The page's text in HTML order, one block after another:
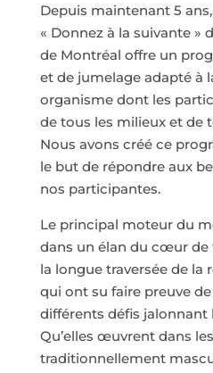
Depuis maintenant 5
« Donnez à la suivante »
de Montréal offre un
et de jumelage adapté à
organisme dont les
de tous les milieux et de
Nous avons créé ce
le but de répondre aux
nos participantes.
Le principal moteur du
dans un élan du cœur de
la longue traversée de la
qui ont su faire preuve
différents défis jalonnant
Qu’elles œuvrent dans
traditionnellement